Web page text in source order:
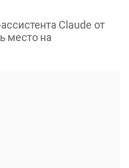
Claude от
место на